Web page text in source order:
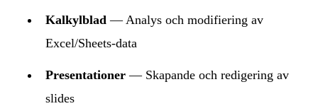
Kalkylblad — Analys och modifiering av
Excel/Sheets-data
Presentationer — Skapande och redigering av
slides